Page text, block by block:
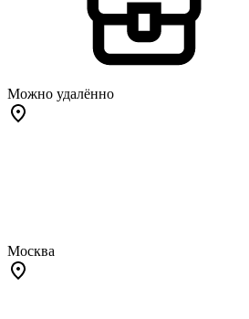
Можно удалённо
Москва